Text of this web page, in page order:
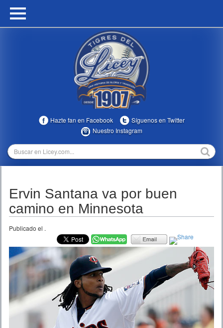
HOME
MULTIMEDIA
TEMPORADAS
Hazte fan en Facebook
Síguenos en Twitter
Nuestro Instagram
Ervin Santana va por buen
camino en Minnesota
Publicado el .